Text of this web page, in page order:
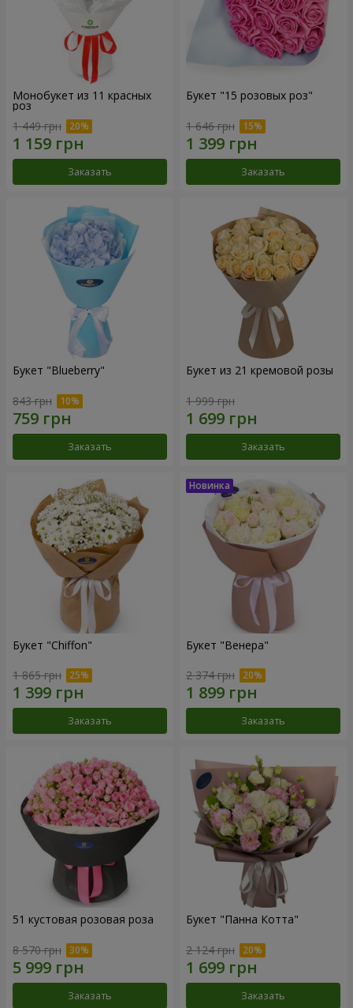
Монобукет из 11 красных
роз
1 449 грн
Заказать
Букет "15 розовых роз"
1 646 грн
Заказать
Букет "Blueberry"
843 грн
Заказать
Букет из 21 кремовой розы
1 999 грн
Заказать
Букет "Chiffon"
1 865 грн
Заказать
Букет "Венера"
2 374 грн
Заказать
51 кустовая розовая роза
8 570 грн
Заказать
Букет "Панна Котта"
2 124 грн
Заказать